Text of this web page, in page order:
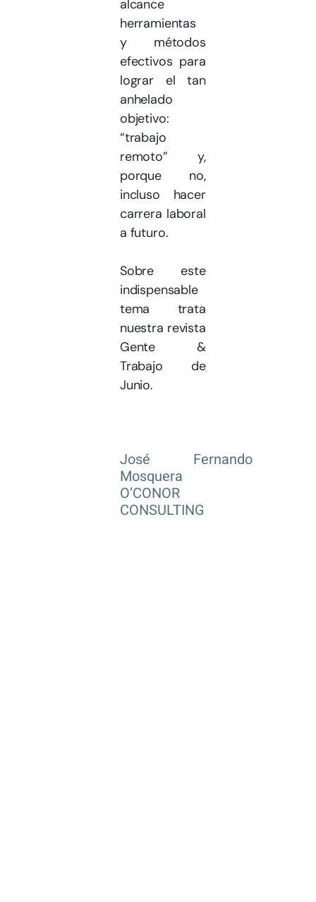
alcance
herramientas
y métodos
efectivos para
lograr el tan
anhelado
objetivo:
“trabajo
remoto” y,
porque no,
incluso hacer
carrera laboral
a futuro.
Sobre este
indispensable
tema trata
nuestra revista
Gente &
Trabajo de
Junio.
José Fernando
Mosquera
O’CONOR
CONSULTING